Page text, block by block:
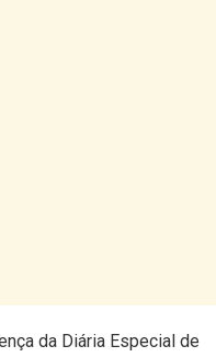
da Diária Especial de